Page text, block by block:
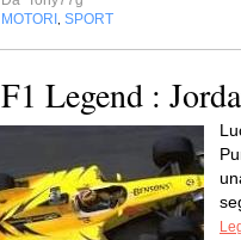
MOTORI
SPORT
F1 Legend :